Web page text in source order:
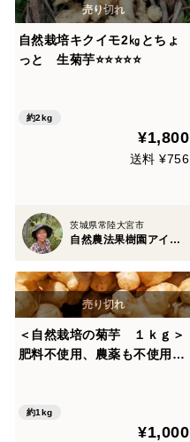
自然栽培キクイモ2㎏とちょ
っと 生菊芋⭐️⭐️⭐️⭐️⭐
約2kg
¥1,800
送料 ¥756
茨城県常陸大宮市
自然農法果樹園アイアイファーム
＜自然栽培の菊芋 １ｋｇ＞
肥料不使用、農薬も不使用、
菊芋≫を八ヶ岳南麓よりお届
約1kg
¥1,000